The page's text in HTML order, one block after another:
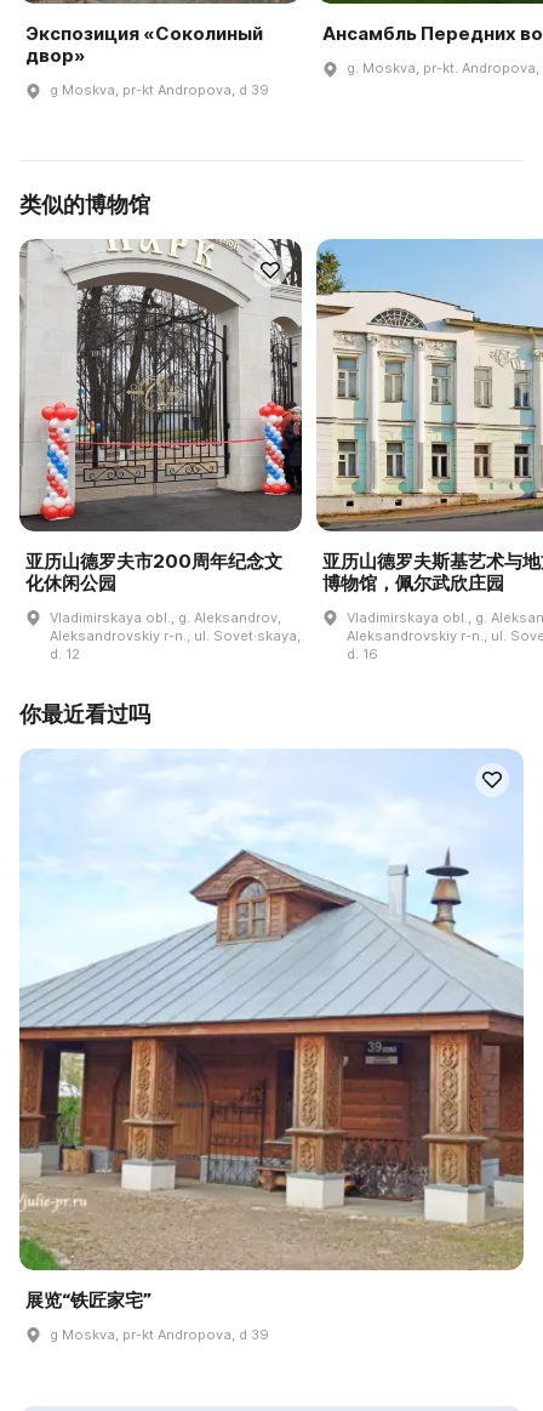
Экспозиция «Соколиный
двор»
g Moskva, pr-kt Andropova, d 39
Ансамбль Передних
g. Moskva, pr-kt. Andropova,
类似的博物馆
亚历山德罗夫市200周年纪念文
化休闲公园
Vladimirskaya obl., g. Aleksandrov,
Aleksandrovskiy r-n., ul. Sovet·skaya,
d. 12
亚历山德罗夫斯基艺术与
博物馆，佩尔武欣庄园
Vladimirskaya obl., g.
Aleksandrovskiy r-n., ul.
d. 16
你最近看过吗
展览“铁匠家宅”
g Moskva, pr-kt Andropova, d 39